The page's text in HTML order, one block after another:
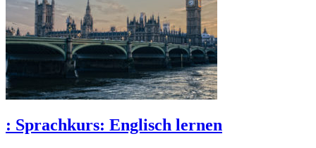
: Sprachkurs: Englisch lernen